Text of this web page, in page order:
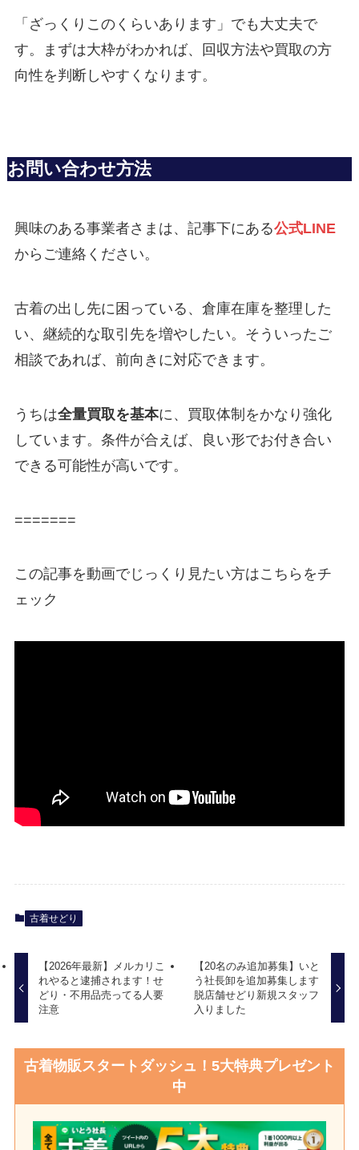
「ざっくりこのくらいあります」でも大丈夫で
す。まずは大枠がわかれば、回収方法や買取の方
向性を判断しやすくなります。
お問い合わせ方法
興味のある事業者さまは、記事下にある公式LINE
からご連絡ください。
古着の出し先に困っている、倉庫在庫を整理した
い、継続的な取引先を増やしたい。そういったご
相談であれば、前向きに対応できます。
うちは全量買取を基本に、買取体制をかなり強化
しています。条件が合えば、良い形でお付き合い
できる可能性が高いです。
=======
この記事を動画でじっくり見たい方はこちらをチ
ェック
古着せどり
【2026年最新】メルカリこ
れやると逮捕されます！せ
どり・不用品売ってる人要
注意
【20名のみ追加募集】いと
う社長卸を追加募集します
脱店舗せどり新規スタッフ
入りました
古着物販スタートダッシュ！5大特典プレゼント
中